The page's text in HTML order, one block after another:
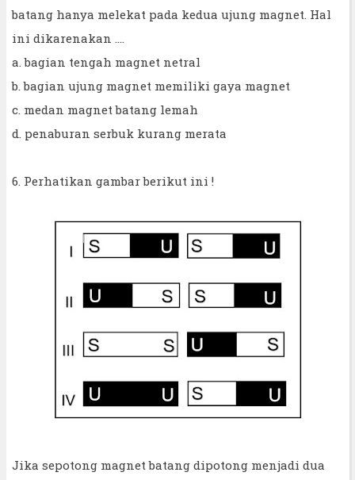
batang hanya melekat pada kedua ujung magnet. Hal
ini dikarenakan ….
a. bagian tengah magnet netral
b. bagian ujung magnet memiliki gaya magnet
c. medan magnet batang lemah
d. penaburan serbuk kurang merata
6. Perhatikan gambar berikut ini !
Jika sepotong magnet batang dipotong menjadi dua